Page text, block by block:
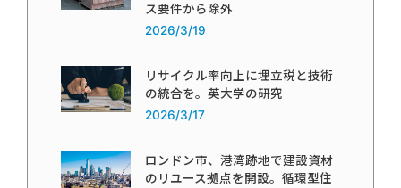
ス要件から除外
2026/3/19
リサイクル率向上に埋立税と技術
の統合を。英大学の研究
2026/3/17
ロンドン市、港湾跡地で建設資材
のリユース拠点を開設。循環型住